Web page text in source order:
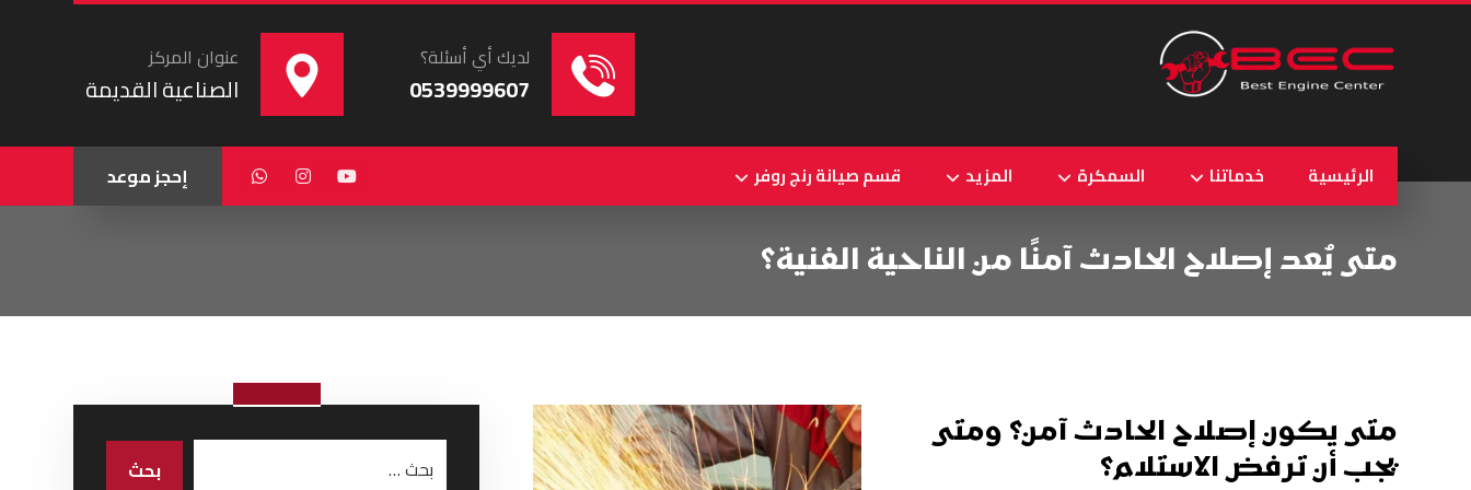
عنوان المركز
الصناعية القديمة
لديك أي أسئلة؟
0539999607
الرئيسية خدماتنا السمكرة المزيد قسم صيانة رنج روفر إحجز موعد
متى يُعد إصلاح الحادث آمنًا من الناحية الفنية؟
متى يكون إصلاح الحادث آمن؟ ومتى
يجب أن ترفض الاستلام؟